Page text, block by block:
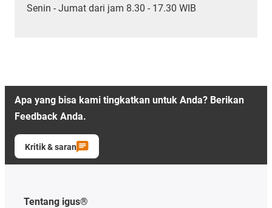
Senin - Jumat dari jam 8.30 - 17.30 WIB
Apa yang bisa kami tingkatkan untuk Anda? Berikan
Feedback Anda.
Kritik & saran
Tentang igus®